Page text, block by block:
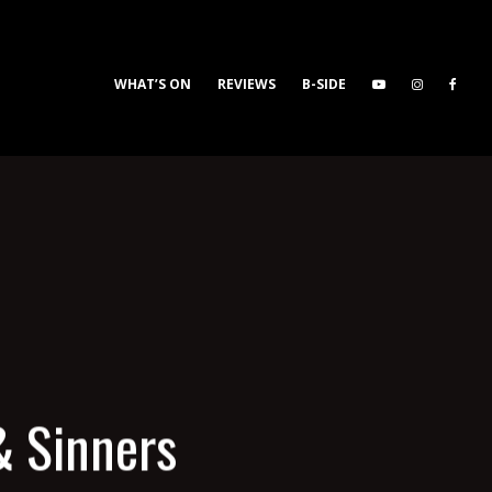
B-SIDE
REVIEWS
WHAT’S ON
Sinners